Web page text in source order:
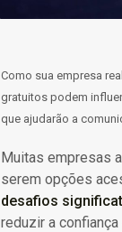
Como sua empresa
gratuitos podem
que ajudarão a
Muitas empresas
serem opções
desafios
reduzir a